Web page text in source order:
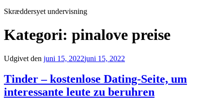
Skræddersyet undervisning
Kategori: pinalove preise
Udgivet den juni 15, 2022juni 15, 2022
Tinder – kostenlose Dating-Seite, um
interessante leute zu beruhren